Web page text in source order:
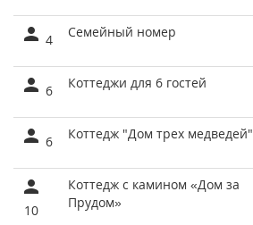
4 Семейный номер
6 Коттеджи для 6 гостей
6 Коттедж "Дом трех медведей"
10
Коттедж с камином «Дом за
Прудом»